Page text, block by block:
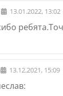
13.01.2022, 13:02
13.12.2021, 15:09